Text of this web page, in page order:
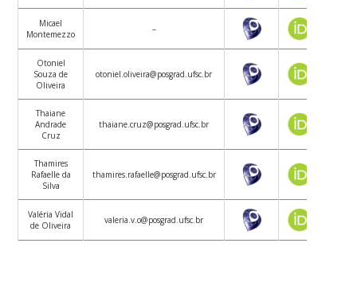
Micael
Montemezzo
–
Otoniel
Souza de
Oliveira
otoniel.oliveira@posgrad.ufsc.br
Thaiane
Andrade
Cruz
thaiane.cruz@posgrad.ufsc.br
Thamires
Rafaelle da
Silva
thamires.rafaelle@posgrad.ufsc.br
Valéria Vidal
de Oliveira
valeria.v.o@posgrad.ufsc.br